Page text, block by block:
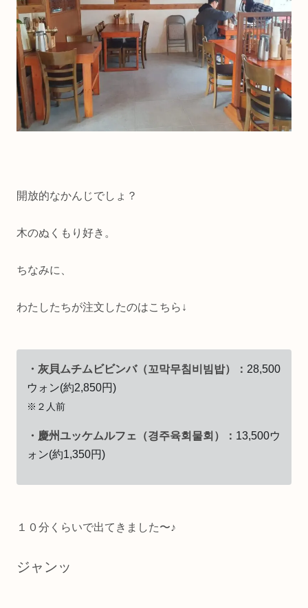
開放的なかんじでしょ？
木のぬくもり好き。
ちなみに、
わたしたちが注文したのはこちら↓
・灰貝ムチムビビンバ（꼬막무침비빔밥）： 28,500
ウォン(約2,850円)
※２人前
・慶州ユッケムルフェ（경주육회물회）： 13,500ウ
ォン(約1,350円)
１０分くらいで出てきました〜♪
ジャンッ